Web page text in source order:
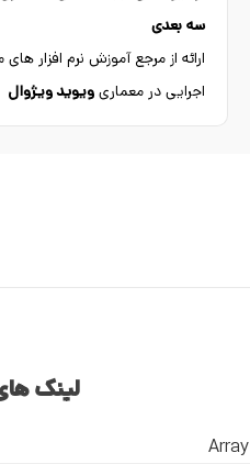
سه بعدی
ارائه از مرجع آموزش نرم افزار
اجرایی در معماریویوید ویژوال
لینک
Array